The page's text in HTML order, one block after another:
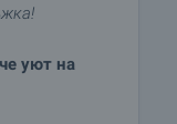
уют на